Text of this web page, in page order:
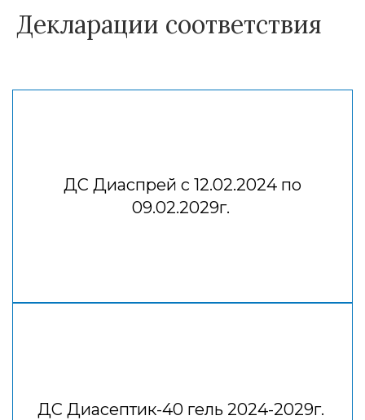
Декларации соответствия
ДС Диаспрей с 12.02.2024 по
09.02.2029г.
ДС Диасептик-40 гель 2024-2029г.